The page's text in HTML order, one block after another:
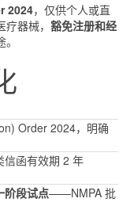
2024，仅供个人或直
器械， 豁免注册和经
Order 2024，明确
信函有效期 2 年
阶段试点——NMPA 批